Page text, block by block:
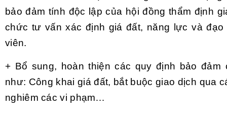
bảo đảm tính độc lập của hội đồng thẩm định
chức tư vấn xác định giá đất, năng lực và
viên.
+ Bổ sung, hoàn thiện các quy định bảo đảm
như: Công khai giá đất, bắt buộc giao dịch qua
nghiêm các vi phạm…